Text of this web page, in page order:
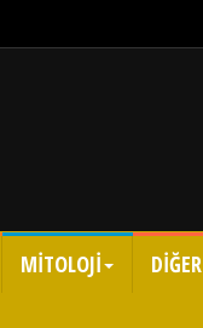
MİTOLOJİ DİĞER